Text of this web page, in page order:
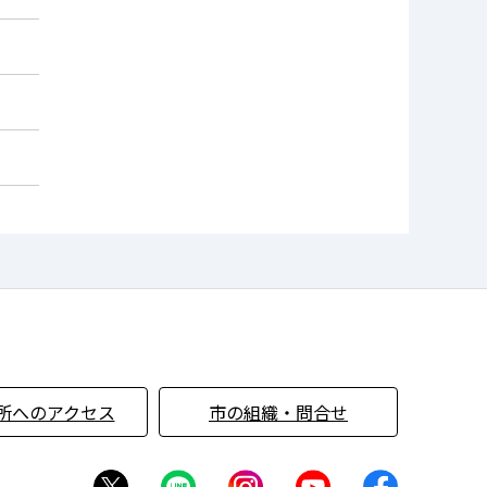
へのアクセス 市の組織・問合せ